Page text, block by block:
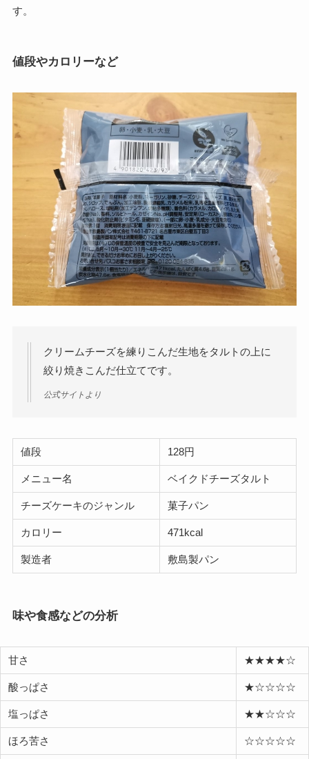
す。
値段やカロリーなど
クリームチーズを練りこんだ生地をタルトの上に
絞り焼きこんだ仕立てです。
公式サイトより
値段 128円
メニュー名 ベイクドチーズタルト
チーズケーキのジャンル 菓子パン
カロリー 471kcal
製造者 敷島製パン
味や食感などの分析
甘さ ★★★★☆
酸っぱさ ★☆☆☆☆
塩っぱさ ★★☆☆☆
ほろ苦さ ☆☆☆☆☆